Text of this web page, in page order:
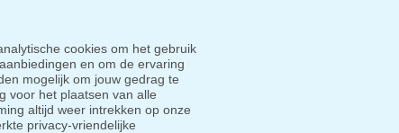
cookies om het gebruik
en om de ervaring
mogelijk om jouw gedrag te
voor het plaatsen van alle
altijd weer intrekken op onze
privacy-vriendelijke